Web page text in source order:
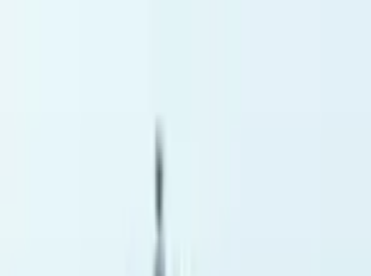
Profilo della guida